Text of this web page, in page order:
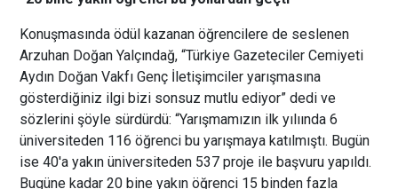
Konuşmasında ödül kazanan öğrencilere de seslenen
Arzuhan Doğan Yalçındağ, “Türkiye Gazeteciler Cemiyeti
Aydın Doğan Vakfı Genç İletişimciler yarışmasına
gösterdiğiniz ilgi bizi sonsuz mutlu ediyor” dedi ve
sözlerini şöyle sürdürdü: “Yarışmamızın ilk yılıında 6
üniversiteden 116 öğrenci bu yarışmaya katılmıştı. Bugün
ise 40'a yakın üniversiteden 537 proje ile başvuru yapıldı.
Bugüne kadar 20 bine yakın öğrenci 15 binden fazla